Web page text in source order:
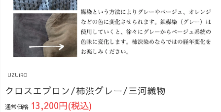
UZUiRO
クロスエプロン/柿渋グレー/三河織物
通常価格 13,200円(税込)